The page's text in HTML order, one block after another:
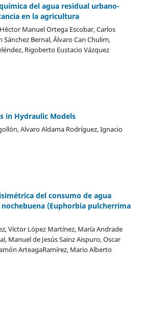
del agua residual urbano-
en la agricultura
Manuel Ortega Escobar, Carlos
Sánchez Bernal, Álvaro Can Chulim,
Rigoberto Eustacio Vázquez
in Hydraulic Models
Alvaro Aldama Rodríguez, Ignacio
del consumo de agua
(Euphorbia pulcherrima
Víctor López Martínez, María Andrade
Manuel de Jesús Sainz Aispuro, Oscar
ArteagaRamírez, Mario Alberto